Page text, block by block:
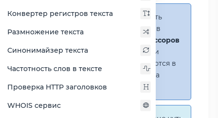
Конвертер регистров текста
Размножение текста
Синонимайзер текста
Частотность слов в тексте
Проверка HTTP заголовков
WHOIS сервис
Справка:Можно добавить
несколько процессоров в
(до 14 процессоров
в таблице)
. В случае если
процессоры не помещаются в
таблицу, появится полоса
прокрутки.